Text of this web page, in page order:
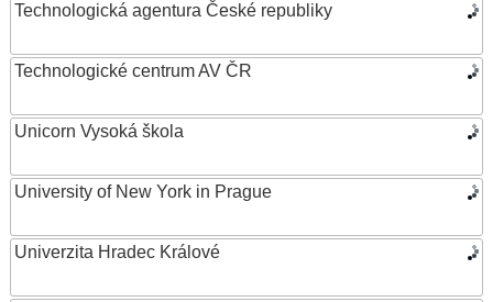
Technologická agentura České republiky
Technologické centrum AV ČR
Unicorn Vysoká škola
University of New York in Prague
Univerzita Hradec Králové